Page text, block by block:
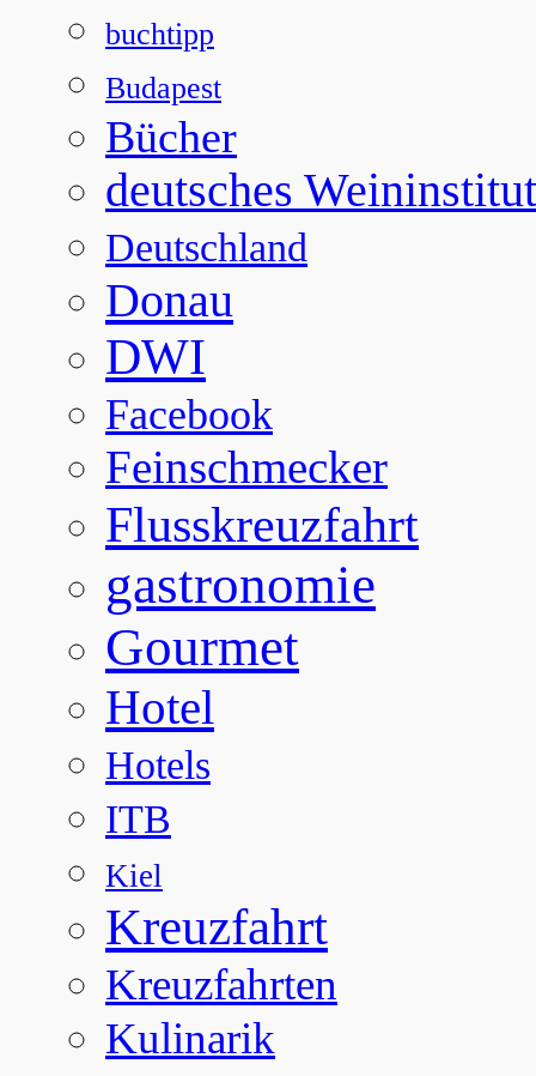
buchtipp
Budapest
Bücher
deutsches Weininstitut
Deutschland
Donau
DWI
Facebook
Feinschmecker
Flusskreuzfahrt
gastronomie
Gourmet
Hotel
Hotels
ITB
Kiel
Kreuzfahrt
Kreuzfahrten
Kulinarik